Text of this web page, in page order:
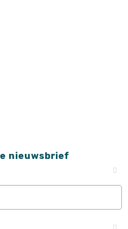
nieuwsbrief